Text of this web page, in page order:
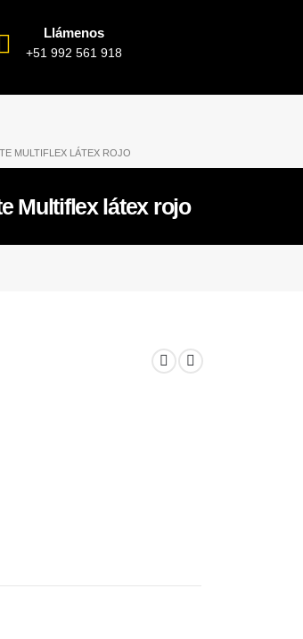
Llámenos
+51 992 561 918
MULTIFLEX LÁTEX ROJO
Multiflex látex rojo